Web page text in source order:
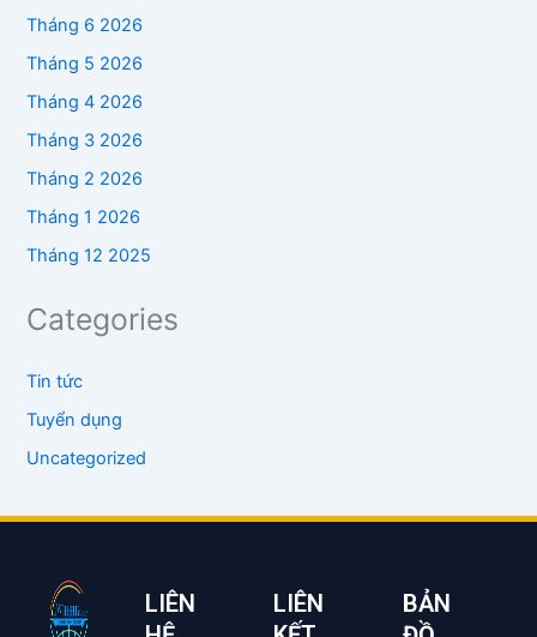
Tháng 6 2026
Tháng 5 2026
Tháng 4 2026
Tháng 3 2026
Tháng 2 2026
Tháng 1 2026
Tháng 12 2025
Categories
Tin tức
Tuyển dụng
Uncategorized
LIÊN
LIÊN
BẢN